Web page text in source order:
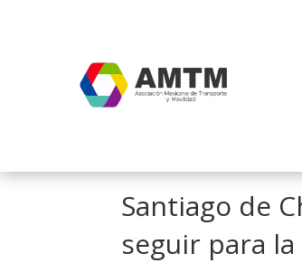
Santiago de
seguir para